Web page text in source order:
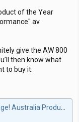
of the Year
av
give the AW 800
then know what
to buy it.
of the Year Awards 2023